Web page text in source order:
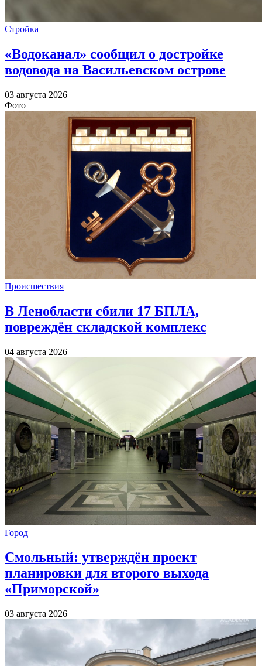
Стройка
«Водоканал» сообщил о достройке
водовода на Васильевском острове
03 августа 2026
Фото
Происшествия
В Ленобласти сбили 17 БПЛА,
повреждён складской комплекс
04 августа 2026
Город
Смольный: утверждён проект
планировки для второго выхода
«Приморской»
03 августа 2026